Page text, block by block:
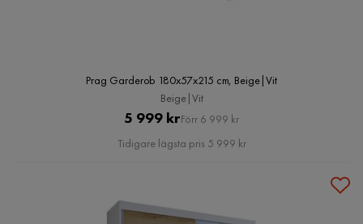
Prag Garderob 180x57x215 cm, Beige|Vit
Beige|Vit
Pris
5 999 krOriginal
Pris
Förr 6 999 kr
Tidigare lägsta pris 5 999 kr